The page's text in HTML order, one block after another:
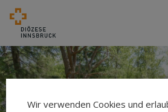
Wir verwenden Cookies und